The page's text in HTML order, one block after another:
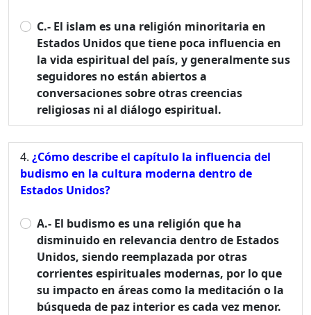
C.- El islam es una religión minoritaria en
Estados Unidos que tiene poca influencia en
la vida espiritual del país, y generalmente sus
seguidores no están abiertos a
conversaciones sobre otras creencias
religiosas ni al diálogo espiritual.
¿Cómo describe el capítulo la influencia del
budismo en la cultura moderna dentro de
Estados Unidos?
A.- El budismo es una religión que ha
disminuido en relevancia dentro de Estados
Unidos, siendo reemplazada por otras
corrientes espirituales modernas, por lo que
su impacto en áreas como la meditación o la
búsqueda de paz interior es cada vez menor.